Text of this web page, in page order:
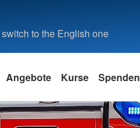
to the English one
Angebote Kurse Spenden